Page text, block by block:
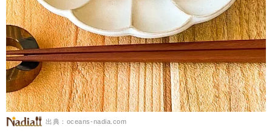
出典：oceans-nadia.com